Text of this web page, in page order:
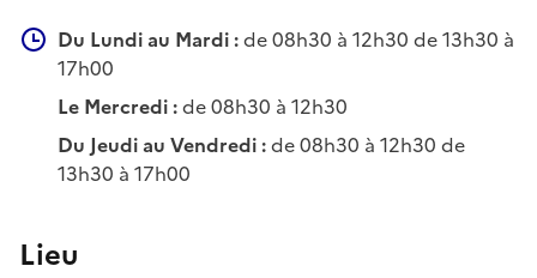
Du Lundi au Mardi :de 08h30 à 12h30 de 13h30 à
17h00
Le Mercredi :de 08h30 à 12h30
Du Jeudi au Vendredi :de 08h30 à 12h30 de
13h30 à 17h00
Lieu